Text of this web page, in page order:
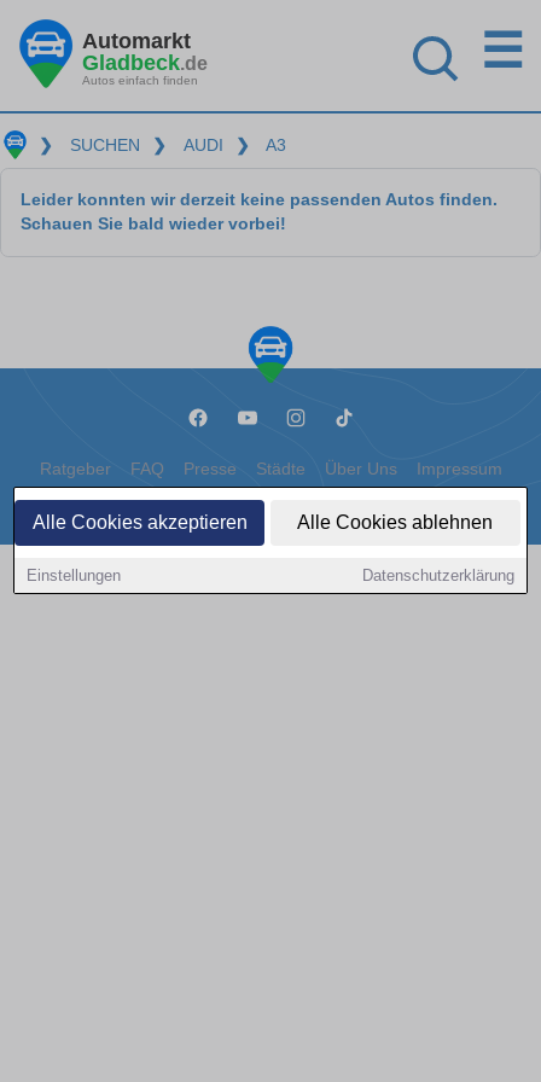
Alle Cookies akzeptieren Alle Cookies ablehnen
Einstellungen Datenschutzerklärung
Automarkt
Gladbeck.de
Autos einfach finden
☰
❯ SUCHEN ❯ AUDI ❯ A3
Leider konnten wir derzeit keine passenden Autos finden.
Schauen Sie bald wieder vorbei!
Ratgeber FAQ Presse Städte Über Uns Impressum
Datenschutz Cookies
Copyright © 2000 - 2026 | 1A Infosysteme GmbH | Content by: 1a-sites-autos